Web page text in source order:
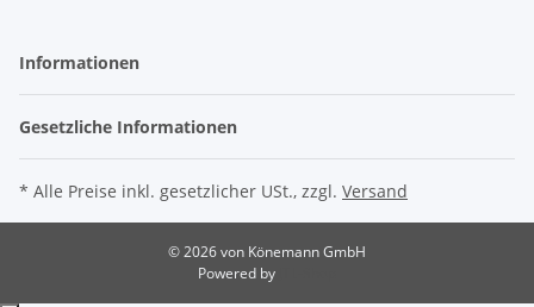
Informationen
Gesetzliche Informationen
* Alle Preise inkl. gesetzlicher USt., zzgl. Versand
© 2026 von Könemann GmbH
Powered by